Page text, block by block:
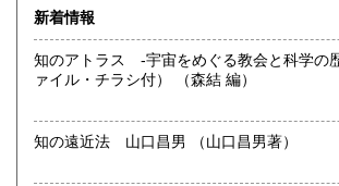
熊本県 210円 大分県
宮崎県 210円
210円
映画関連書籍を取り揃えています。
・洋書（仏独英語等）の販売について
洋書は、海を渡ってきておりますので、流通
書籍は１冊限りですので、先にご注文頂き
に、販売しています。
新着情報
知のアトラス -宇宙をめぐる教会と科学の
ァイル・チラシ付） （森結 編）
知の遠近法 山口昌男 （山口昌男著）